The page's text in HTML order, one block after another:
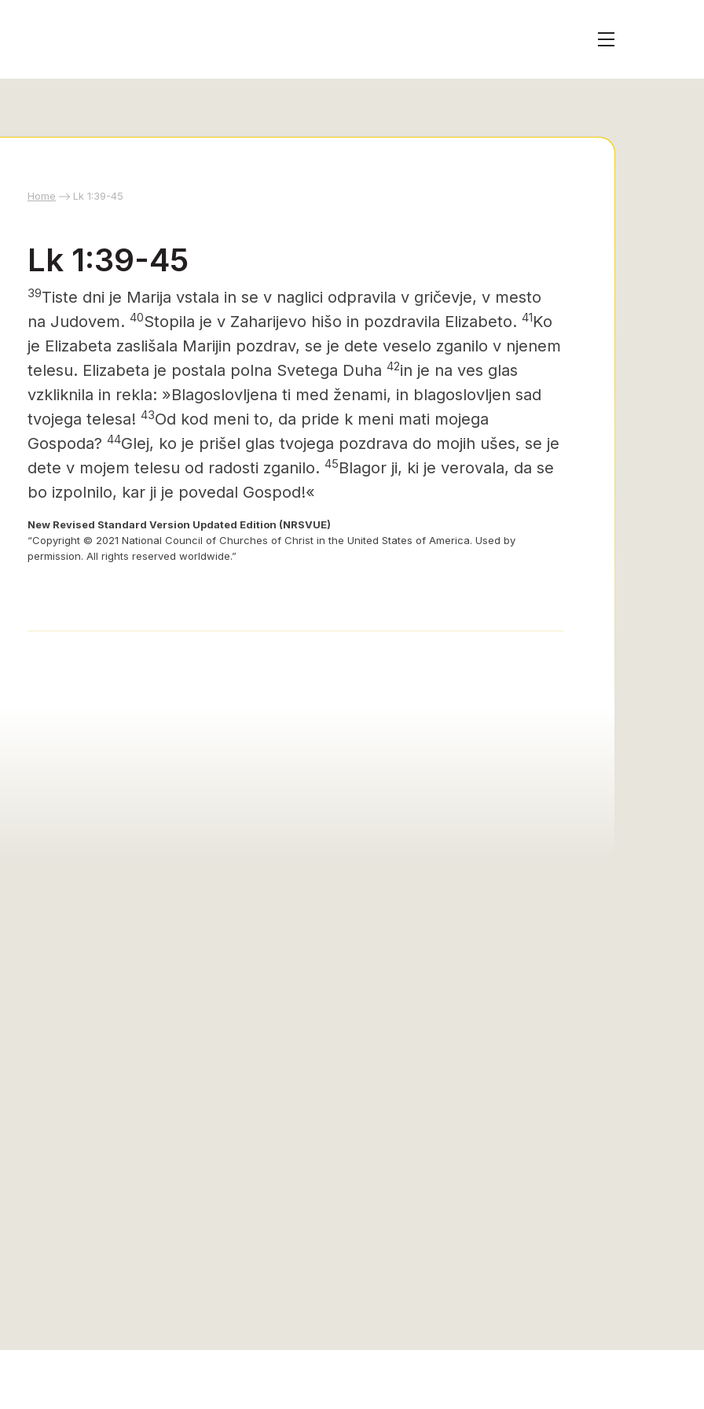
Home Lk 1:39-45
Lk 1:39-45
39Tiste dni je Marija vstala in se v naglici odpravila v gričevje, v mesto
na Judovem. 40Stopila je v Zaharijevo hišo in pozdravila Elizabeto. 41Ko
je Elizabeta zaslišala Marijin pozdrav, se je dete veselo zganilo v njenem
telesu. Elizabeta je postala polna Svetega Duha 42in je na ves glas
vzkliknila in rekla: »Blagoslovljena ti med ženami, in blagoslovljen sad
tvojega telesa! 43Od kod meni to, da pride k meni mati mojega
Gospoda? 44Glej, ko je prišel glas tvojega pozdrava do mojih ušes, se je
dete v mojem telesu od radosti zganilo. 45Blagor ji, ki je verovala, da se
bo izpolnilo, kar ji je povedal Gospod!«
New Revised Standard Version Updated Edition (NRSVUE)
“Copyright © 2021 National Council of Churches of Christ in the United States of America. Used by
permission. All rights reserved worldwide.”